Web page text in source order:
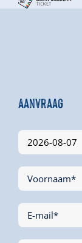
Aanvraag
Voornaam*
E-mail*